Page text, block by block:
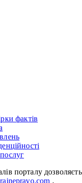
фактів
порталу
.